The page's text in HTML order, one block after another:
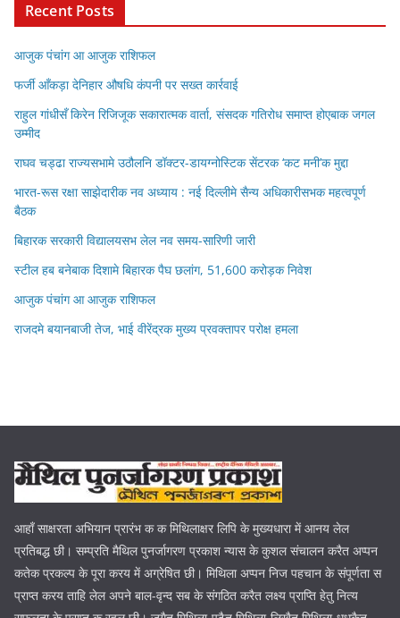
Recent Posts
आजुक पंचांग आ आजुक राशिफल
फर्जी आँकड़ा देनिहार औषधि कंपनी पर सख्त कार्रवाई
राहुल गांधीसँ किरेन रिजिजूक सकारात्मक वार्ता, संसदक गतिरोध समाप्त होएबाक जगल
उम्मीद
राघव चड्ढा राज्यसभामे उठौलनि डॉक्टर-डायग्नोस्टिक सेंटरक ‘कट मनी’क मुद्दा
भारत-रूस रक्षा साझेदारीक नव अध्याय : नई दिल्लीमे सैन्य अधिकारीसभक महत्वपूर्ण
बैठक
बिहारक सरकारी विद्यालयसभ लेल नव समय-सारिणी जारी
स्टील हब बनेबाक दिशामे बिहारक पैघ छलांग, 51,600 करोड़क निवेश
आजुक पंचांग आ आजुक राशिफल
राजदमे बयानबाजी तेज, भाई वीरेंद्रक मुख्य प्रवक्तापर परोक्ष हमला
आहाँ साक्षरता अभियान प्रारंभ क क मिथिलाक्षर लिपि के मुख्यधारा में आनय लेल
प्रतिबद्ध छी। सम्प्रति मैथिल पुनर्जागरण प्रकाश न्यास के कुशल संचालन करैत अप्पन
कतेक प्रकल्प के पूरा करय में अग्रेषित छी। मिथिला अप्पन निज पहचान के संपूर्णता स
प्राप्त करय ताहि लेल अपने बाल-वृन्द सब के संगठित करैत लक्ष्य प्राप्ति हेतु नित्य